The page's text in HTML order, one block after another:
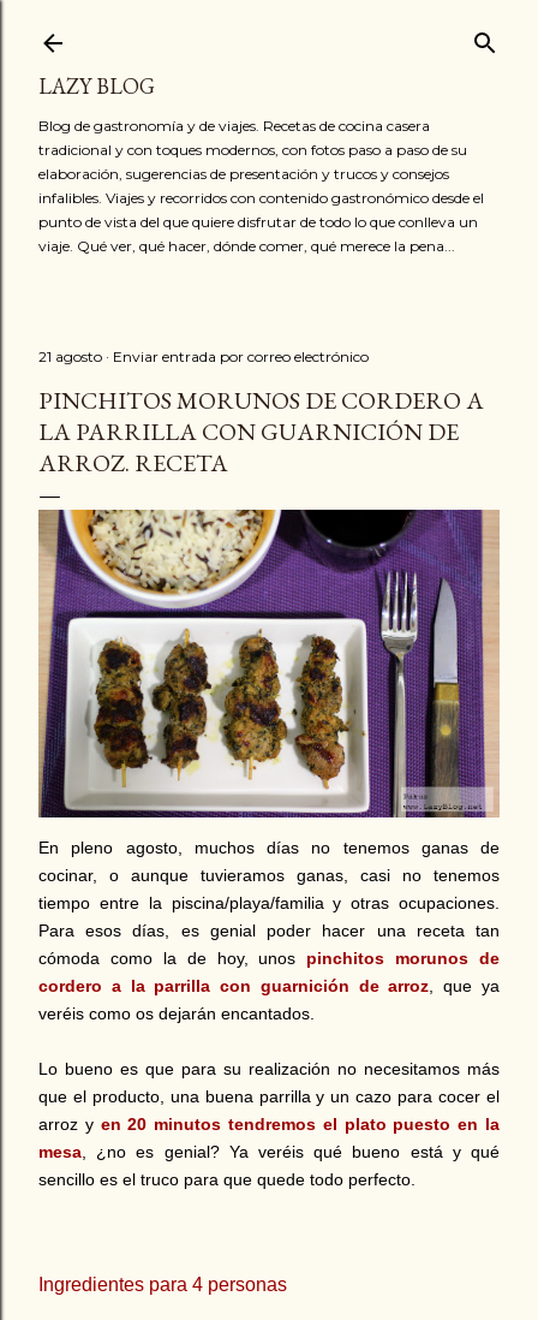
LAZY BLOG
Blog de gastronomía y de viajes. Recetas de cocina casera
tradicional y con toques modernos, con fotos paso a paso de su
elaboración, sugerencias de presentación y trucos y consejos
infalibles. Viajes y recorridos con contenido gastronómico desde el
punto de vista del que quiere disfrutar de todo lo que conlleva un
viaje. Qué ver, qué hacer, dónde comer, qué merece la pena...
21 agosto Enviar entrada por correo electrónico
PINCHITOS MORUNOS DE CORDERO A
LA PARRILLA CON GUARNICIÓN DE
ARROZ. RECETA
En pleno agosto, muchos días no tenemos ganas de
cocinar, o aunque tuvieramos ganas, casi no tenemos
tiempo entre la piscina/playa/familia y otras ocupaciones.
Para esos días, es genial poder hacer una receta tan
cómoda como la de hoy, unos pinchitos morunos de
cordero a la parrilla con guarnición de arroz , que ya
veréis como os dejarán encantados.
Lo bueno es que para su realización no necesitamos más
que el producto, una buena parrilla y un cazo para cocer el
arroz y en 20 minutos tendremos el plato puesto en la
mesa , ¿no es genial? Ya veréis qué bueno está y qué
sencillo es el truco para que quede todo perfecto.
Ingredientes para 4 personas